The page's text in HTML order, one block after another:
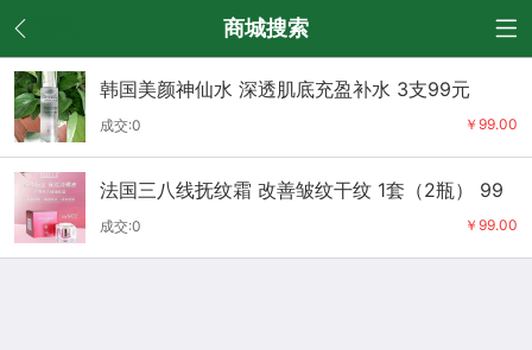
商城搜索
韩国美颜神仙水 深透肌底充盈补水 3支99元
￥99.00
成交:0
法国三八线抚纹霜 改善皱纹干纹 1套（2瓶） 99
元
￥99.00
成交:0